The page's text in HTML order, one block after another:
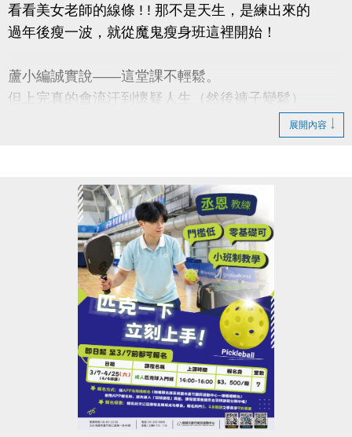
看看美女老師的線條 ! ! 那不是天生，是練出來的
過年後瘦一波，就從魔鬼瘦身班這裡開始！
蘆小編誠實說——這堂課不輕鬆。
但上完真的會流汗到懷疑人生（然後褲子變鬆）
【課程資訊】
◆3/2-3/30（一）肌力班 $1,800
◆4/2-4/30（四）有氧班 $1,600
◆上課地點｜蘆竹運動中心
◆名額有限｜額滿為止
-洽詢專線：03-2639066 #111、112
-官網 :
https://www.lzsports.com.tw/zh_TW/news/pageID/1/
-FB : 桃園市蘆竹國民運動中心
-IG : @luzhusports
展開內容